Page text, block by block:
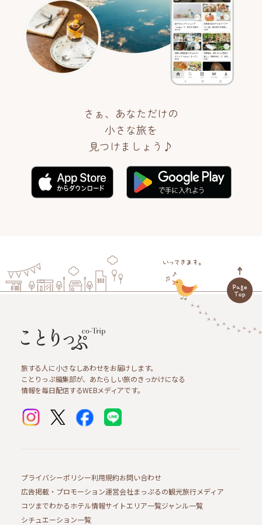
さぁ、あなただけの
小さな旅を
見つけましょう♪
旅する人に小さなしあわせをお届けします。
ことりっぷ編集部が、あたらしい旅のきっかけになる
情報を毎日配信するWEBメディアです。
プライバシーポリシー利用規約お問い合わせ
広告掲載・プロモーション運営会社まっぷるの観光旅行メディア
コツまでわかるホテル情報サイトエリア一覧ジャンル一覧
シチュエーション一覧